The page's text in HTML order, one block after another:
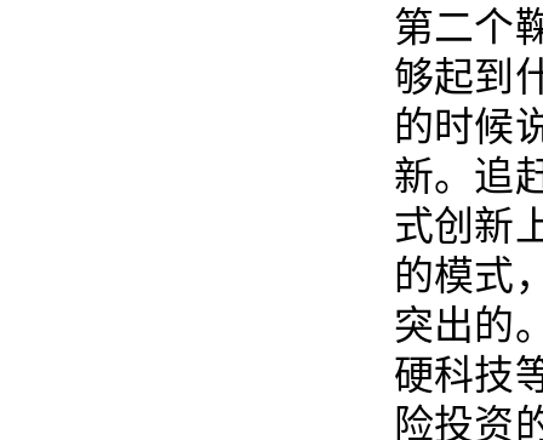
第二个
够起到
的时候
新。追
式创新
的模式
突出的
硬科技
险投资